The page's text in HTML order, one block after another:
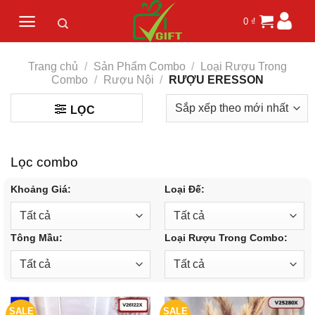
content
0 ₫
Trang chủ / Sản Phẩm Combo /
Loại Rượu Trong
Combo / Rượu Nội / RƯỢU ERESSON
LỌC
Lọc combo
Khoảng Giá: Loại Đế:
Tông Mầu: Loại Rượu Trong Combo:
SALE SALE